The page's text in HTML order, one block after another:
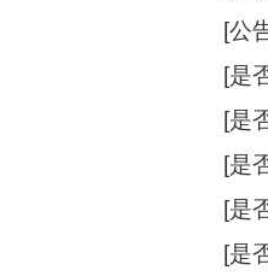
[公
[是
[是
[是
[是
[是